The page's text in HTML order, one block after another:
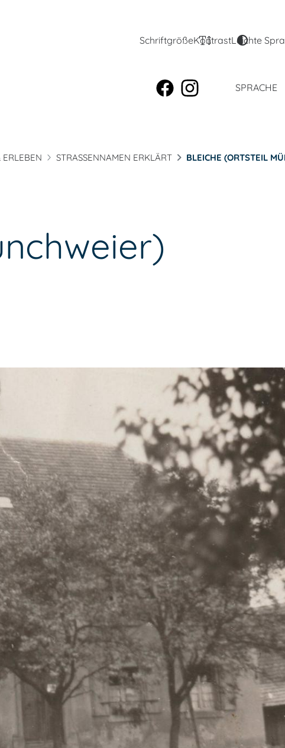
SchriftgrößeKontrastLeichte
SPRACHE
STRASSENNAMEN ERKLÄRT BLEICHE (ORTSTEIL